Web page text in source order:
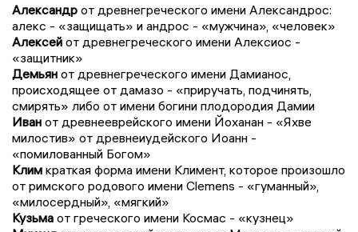
Александр от древнегреческого имени Александрос:
алекс - «защищать» и андрос - «мужчина», «человек»
Алексей от древнегреческого имени Алексиос -
«защитник»
Демьян от древнегреческого имени Дамианос,
происходящее от дамазо - «приручать, подчинять,
смирять» либо от имени богини плодородия Дамии
Иван от древнееврейского имени Йоханан - «Яхве
милостив» от древнеиудейского Иоанн -
«помилованный Богом»
Клим краткая форма имени Климент, которое произошло
от римского родового имени Clemens - «гуманный»,
«милосердный», «мягкий»
Кузьма от греческого имени Космас - «кузнец»